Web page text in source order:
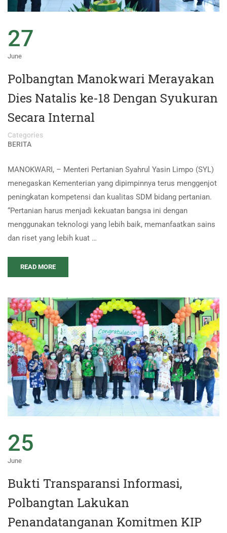
27
June
Polbangtan Manokwari Merayakan
Dies Natalis ke-18 Dengan Syukuran
Secara Internal
Categories
BERITA
MANOKWARI, – Menteri Pertanian Syahrul Yasin Limpo (SYL)
menegaskan Kementerian yang dipimpinnya terus menggenjot
peningkatan kompetensi dan kualitas SDM bidang pertanian.
“Pertanian harus menjadi kekuatan bangsa ini dengan
menggunakan teknologi yang lebih baik, memanfaatkan sains
dan riset yang lebih kuat …
READ MORE
25
June
Bukti Transparansi Informasi,
Polbangtan Lakukan
Penandatanganan Komitmen KIP